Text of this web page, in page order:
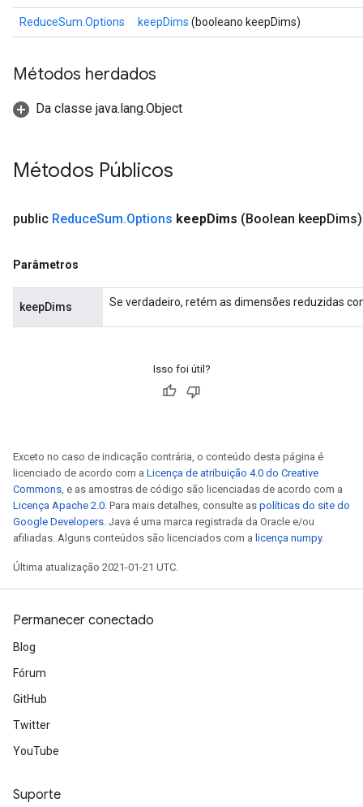
ReduceSum.Options keepDims (booleano keepDims)
Métodos herdados
Da classe java.lang.Object
Métodos Públicos
public ReduceSum.Options keepDims (Boolean keepDims)
Parâmetros
keepDims Se verdadeiro, retém as dimensões reduzidas
Isso foi útil?
Exceto no caso de indicação contrária, o conteúdo desta página é
licenciado de acordo com a Licença de atribuição 4.0 do Creative
Commons, e as amostras de código são licenciadas de acordo com a
Licença Apache 2.0. Para mais detalhes, consulte as políticas do site do
Google Developers. Java é uma marca registrada da Oracle e/ou
afiliadas. Alguns conteúdos são licenciados com a licença numpy.
Última atualização 2021-01-21 UTC.
Permanecer conectado
Blog
Fórum
GitHub
Twitter
YouTube
Suporte